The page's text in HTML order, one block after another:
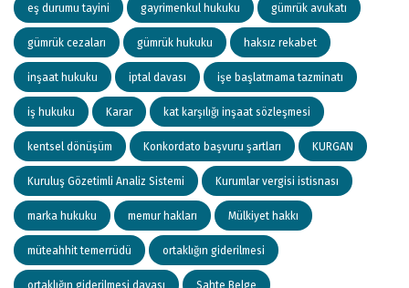
eş durumu tayini gayrimenkul hukuku gümrük avukatı
gümrük cezaları gümrük hukuku haksız rekabet
inşaat hukuku iptal davası işe başlatmama tazminatı
iş hukuku Karar kat karşılığı inşaat sözleşmesi
kentsel dönüşüm Konkordato başvuru şartları KURGAN
Kuruluş Gözetimli Analiz Sistemi Kurumlar vergisi istisnası
marka hukuku memur hakları Mülkiyet hakkı
müteahhit temerrüdü ortaklığın giderilmesi
ortaklığın giderilmesi davası Sahte Belge